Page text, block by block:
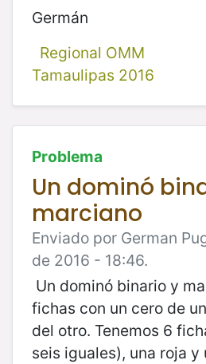
Germán
Regional OMM
Tamaulipas 2016
Problema
Un dominó
marciano
Enviado por German
de 2016 - 18:46.
Un dominó binario y
fichas con un cero de
del otro. Tenemos 6
seis iguales), una roja y